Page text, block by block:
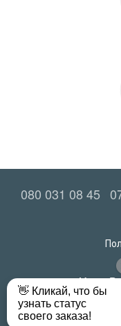
080 031 08 45
Официальный
Любое